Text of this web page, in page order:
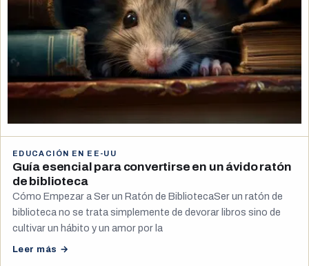
EDUCACIÓN EN EE-UU
Guía esencial para convertirse en un ávido ratón
de biblioteca
Cómo Empezar a Ser un Ratón de BibliotecaSer un ratón de
biblioteca no se trata simplemente de devorar libros sino de
cultivar un hábito y un amor por la
Leer más →